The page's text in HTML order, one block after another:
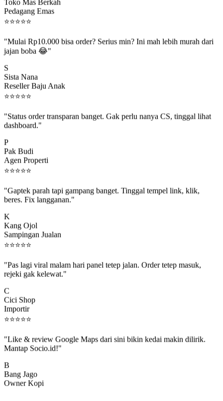
Pedagang Emas
⭐⭐⭐⭐⭐
jajan boba 😂"
Sista Nana
Reseller Baju Anak
⭐⭐⭐⭐⭐
dashboard."
Pak Budi
Agen Properti
⭐⭐⭐⭐⭐
beres. Fix langganan."
Kang Ojol
Sampingan Jualan
⭐⭐⭐⭐⭐
rejeki gak kelewat."
Cici Shop
Importir
⭐⭐⭐⭐⭐
Mantap Socio.id!"
Bang Jago
Owner Kopi